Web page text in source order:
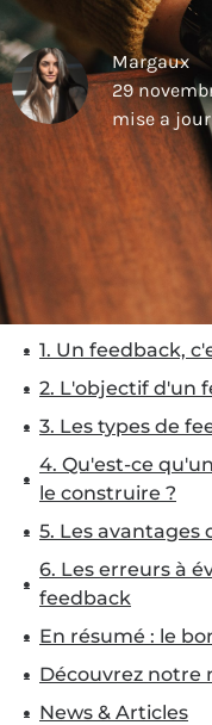
Margaux
29
mise a
1. Un feedback,
2. L'objectif d'un
3. Les types de
4. Qu'est-ce
le construire ?
5. Les avantages
6. Les erreurs à
feedback
En résumé : le
Découvrez notre
News & Articles